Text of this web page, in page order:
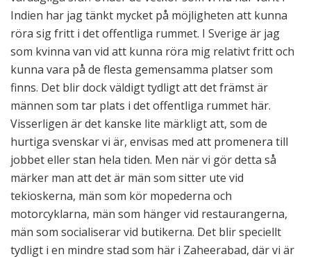
Indien har jag tänkt mycket på möjligheten att kunna
röra sig fritt i det offentliga rummet. I Sverige är jag
som kvinna van vid att kunna röra mig relativt fritt och
kunna vara på de flesta gemensamma platser som
finns. Det blir dock väldigt tydligt att det främst är
männen som tar plats i det offentliga rummet här.
Visserligen är det kanske lite märkligt att, som de
hurtiga svenskar vi är, envisas med att promenera till
jobbet eller stan hela tiden. Men när vi gör detta så
märker man att det är män som sitter ute vid
tekioskerna, män som kör mopederna och
motorcyklarna, män som hänger vid restaurangerna,
män som socialiserar vid butikerna. Det blir speciellt
tydligt i en mindre stad som här i Zaheerabad, där vi är